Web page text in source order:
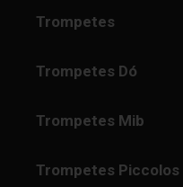
Trompetes
Trompetes Dó
Trompetes Mib
Trompetes Piccolos